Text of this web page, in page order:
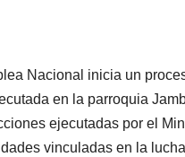
Nacional inicia un
en la parroquia
ejecutadas por el
vinculadas en la